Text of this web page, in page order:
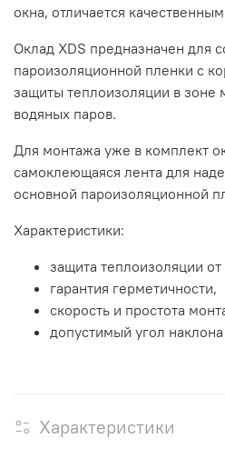
окна, отличается
Оклад XDS предназначен для
пароизоляционной пленки с
защиты теплоизоляции в зоне
водяных паров.
Для монтажа уже в комплект
самоклеющаяся лента для
основной пароизоляционной
Характеристики:
защита теплоизоляции от
гарантия герметичности,
скорость и простота
допустимый угол
Характеристики